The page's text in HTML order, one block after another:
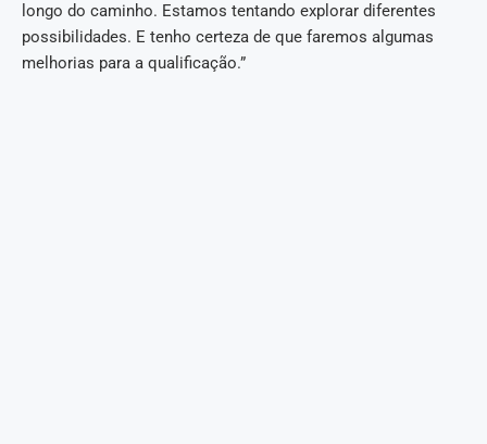
longo do caminho. Estamos tentando explorar diferentes
possibilidades. E tenho certeza de que faremos algumas
melhorias para a qualificação.”